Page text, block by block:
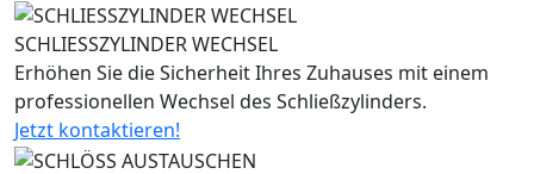
SCHLIESSZYLINDER WECHSEL
Erhöhen Sie die Sicherheit Ihres Zuhauses mit einem
professionellen Wechsel des Schließzylinders.
Jetzt kontaktieren!